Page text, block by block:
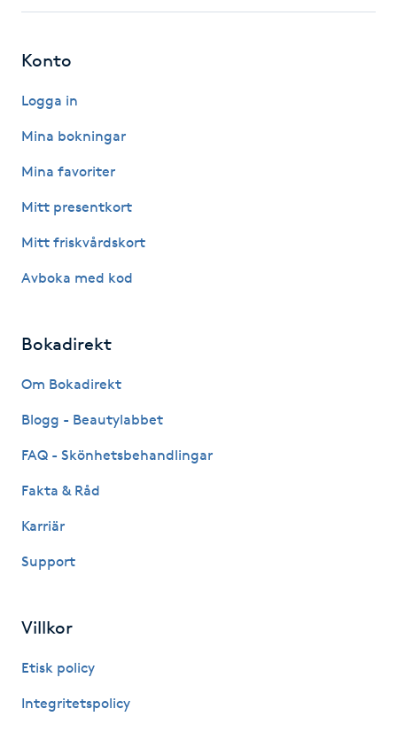
Kinesisk medicin
Kiropraktik
Klangmassage
Klippning & Slingor
Kroppsinpackning
Käkledsbehandling
Laserbehandling
Konto
Logga in
Mina bokningar
Mina favoriter
Mitt presentkort
Mitt friskvårdskort
Avboka med kod
Bokadirekt
Om Bokadirekt
Blogg - Beautylabbet
FAQ - Skönhetsbehandlingar
Fakta & Råd
Karriär
Support
Villkor
Etisk policy
Integritetspolicy